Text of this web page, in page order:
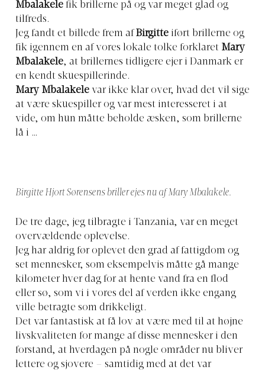
Mbalakele fik brillerne på og var meget glad og
tilfreds.
Jeg fandt et billede frem af Birgitte iført brillerne og
fik igennem en af vores lokale tolke forklaret Mary
Mbalakele, at brillernes tidligere ejer i Danmark er
en kendt skuespillerinde.
Mary Mbalakele var ikke klar over, hvad det vil sige
at være skuespiller og var mest interesseret i at
vide, om hun måtte beholde æsken, som brillerne
lå i …
Birgitte Hjort Sørensens briller ejes nu af Mary Mbalakele.
De tre dage, jeg tilbragte i Tanzania, var en meget
overvældende oplevelse.
Jeg har aldrig før oplevet den grad af fattigdom og
set mennesker, som eksempelvis måtte gå mange
kilometer hver dag for at hente vand fra en flod
eller sø, som vi i vores del af verden ikke engang
ville betragte som drikkeligt.
Det var fantastisk at få lov at være med til at højne
livskvaliteten for mange af disse mennesker i den
forstand, at hverdagen på nogle områder nu bliver
lettere og sjovere – samtidig med at det var